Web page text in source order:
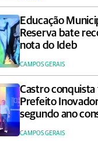
Educação
Reserva bate
nota do Ideb
CAMPOS GERAIS
Castro
Prefeito
segundo ano
CAMPOS GERAIS